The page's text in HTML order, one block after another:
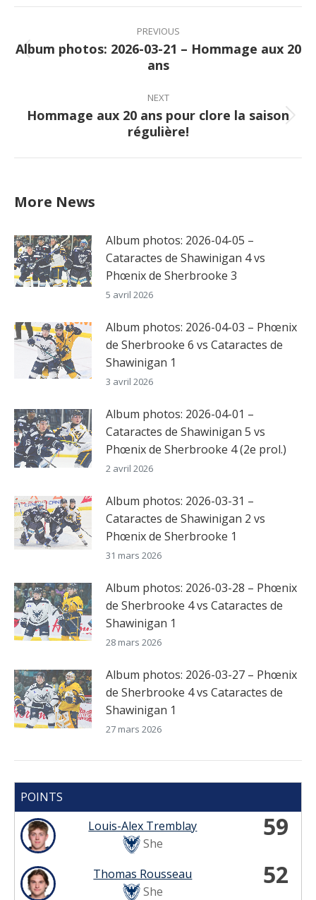
Post
navigation
PREVIOUS
Previous
post:
Album photos: 2026-03-21 – Hommage aux 20
ans
NEXT
Next
post:
Hommage aux 20 ans pour clore la saison
régulière!
More News
Album photos: 2026-04-05 –
Cataractes de Shawinigan 4 vs
Phœnix de Sherbrooke 3
5 avril 2026
Album photos: 2026-04-03 – Phœnix
de Sherbrooke 6 vs Cataractes de
Shawinigan 1
3 avril 2026
Album photos: 2026-04-01 –
Cataractes de Shawinigan 5 vs
Phœnix de Sherbrooke 4 (2e prol.)
2 avril 2026
Album photos: 2026-03-31 –
Cataractes de Shawinigan 2 vs
Phœnix de Sherbrooke 1
31 mars 2026
Album photos: 2026-03-28 – Phœnix
de Sherbrooke 4 vs Cataractes de
Shawinigan 1
28 mars 2026
Album photos: 2026-03-27 – Phœnix
de Sherbrooke 4 vs Cataractes de
Shawinigan 1
27 mars 2026
POINTS
Louis-Alex Tremblay
She
59
Thomas Rousseau
She
52